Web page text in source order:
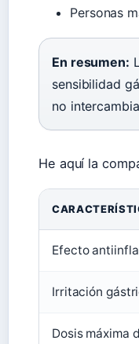
Personas
En resumen:
sensibilidad
no
He aquí la
Efecto
Irritación
Dosis máxima